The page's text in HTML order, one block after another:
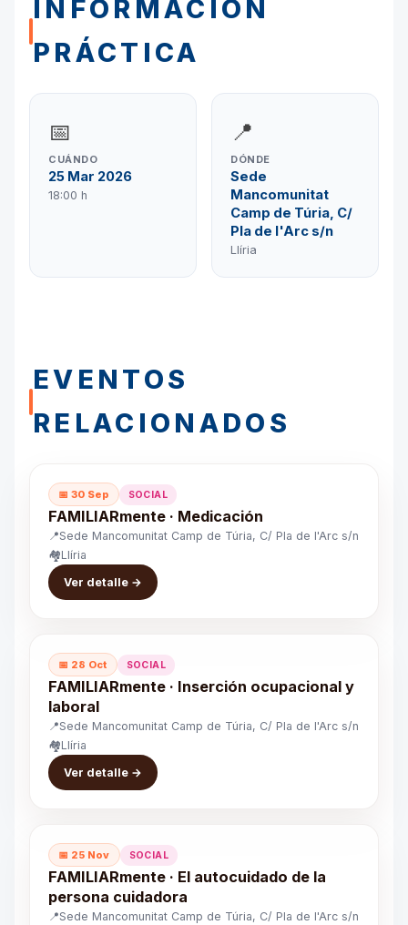
INFORMACIÓN
PRÁCTICA
📅
CUÁNDO
25 Mar 2026
18:00 h
📍
DÓNDE
Sede
Mancomunitat
Camp de Túria, C/
Pla de l'Arc s/n
Llíria
EVENTOS
RELACIONADOS
📅 30 Sep SOCIAL
FAMILIARmente · Medicación
📍Sede Mancomunitat Camp de Túria, C/ Pla de l'Arc s/n
🏘️Llíria
Ver detalle →
📅 28 Oct SOCIAL
FAMILIARmente · Inserción ocupacional y
laboral
📍Sede Mancomunitat Camp de Túria, C/ Pla de l'Arc s/n
🏘️Llíria
Ver detalle →
📅 25 Nov SOCIAL
FAMILIARmente · El autocuidado de la
persona cuidadora
📍Sede Mancomunitat Camp de Túria, C/ Pla de l'Arc s/n